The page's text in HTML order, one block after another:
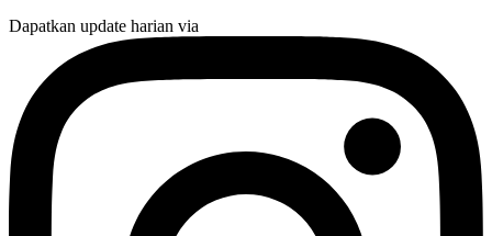
Dapatkan update harian via